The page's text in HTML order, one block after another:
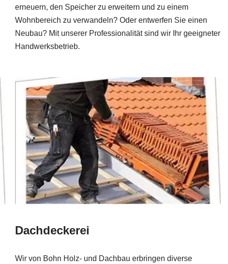
erneuern, den Speicher zu erweitern und zu einem
Wohnbereich zu verwandeln? Oder entwerfen Sie einen
Neubau? Mit unserer Professionalität sind wir Ihr geeigneter
Handwerksbetrieb.
Dachdeckerei
Wir von Bohn Holz- und Dachbau erbringen diverse